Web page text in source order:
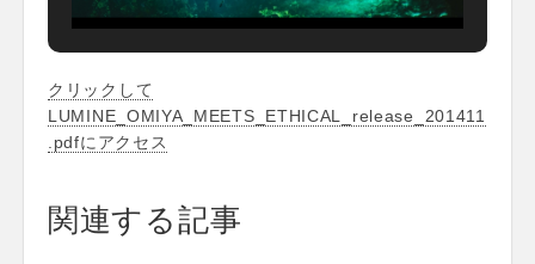
クリックして
LUMINE_OMIYA_MEETS_ETHICAL_release_201411
.pdfにアクセス
関連する記事